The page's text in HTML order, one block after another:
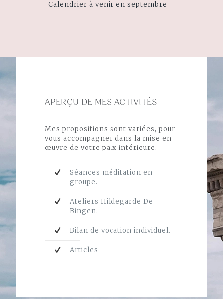
Calendrier à venir en septembre
APERÇU DE MES ACTIVITÉS
Mes propositions sont variées, pour
vous accompagner dans la mise en
œuvre de votre paix intérieure.
Séances méditation en
groupe.
Ateliers Hildegarde De
Bingen.
Bilan de vocation individuel.
Articles